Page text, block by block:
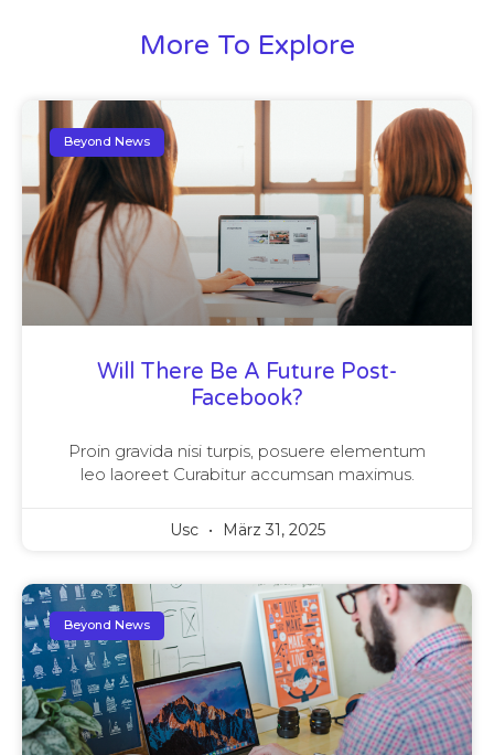
More To Explore
Beyond News
Will There Be A Future Post-
Facebook?
Proin gravida nisi turpis, posuere elementum
leo laoreet Curabitur accumsan maximus.
Usc März 31, 2025
Beyond News